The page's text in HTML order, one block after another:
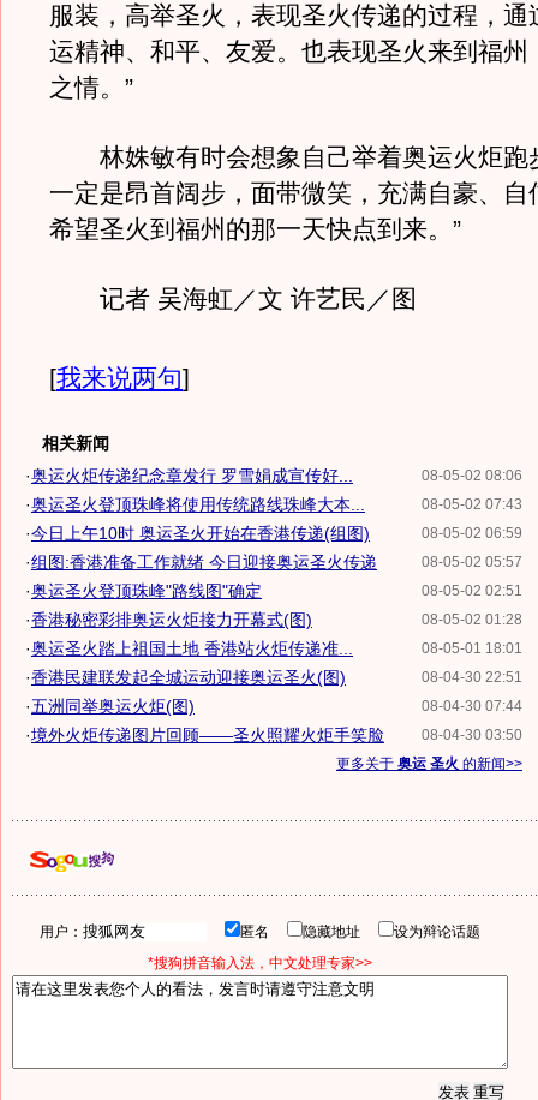
服装，高举圣火，表现圣火传递的过程，通
运精神、和平、友爱。也表现圣火来到福州
之情。”
林姝敏有时会想象自己举着奥运火炬跑
一定是昂首阔步，面带微笑，充满自豪、自
希望圣火到福州的那一天快点到来。”
记者 吴海虹／文 许艺民／图
[我来说两句]
相关新闻
08-05-02 08:06
·奥运火炬传递纪念章发行 罗雪娟成宣传好...
08-05-02 07:43
·奥运圣火登顶珠峰将使用传统路线珠峰大本...
08-05-02 06:59
·今日上午10时 奥运圣火开始在香港传递(组图)
08-05-02 05:57
·组图:香港准备工作就绪 今日迎接奥运圣火传递
08-05-02 02:51
·奥运圣火登顶珠峰"路线图"确定
08-05-02 01:28
·香港秘密彩排奥运火炬接力开幕式(图)
08-05-01 18:01
·奥运圣火踏上祖国土地 香港站火炬传递准...
08-04-30 22:51
·香港民建联发起全城运动迎接奥运圣火(图)
08-04-30 07:44
·五洲同举奥运火炬(图)
08-04-30 03:50
·境外火炬传递图片回顾——圣火照耀火炬手笑脸
更多关于 奥运 圣火 的新闻>>
用户： 匿名 隐藏地址
设为辩论话题
*搜狗拼音输入法，中文处理专家>>